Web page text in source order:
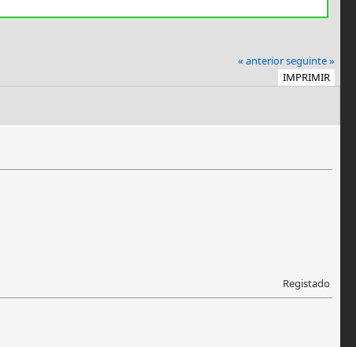
« anteriorseguinte »
IMPRIMIR
Registado